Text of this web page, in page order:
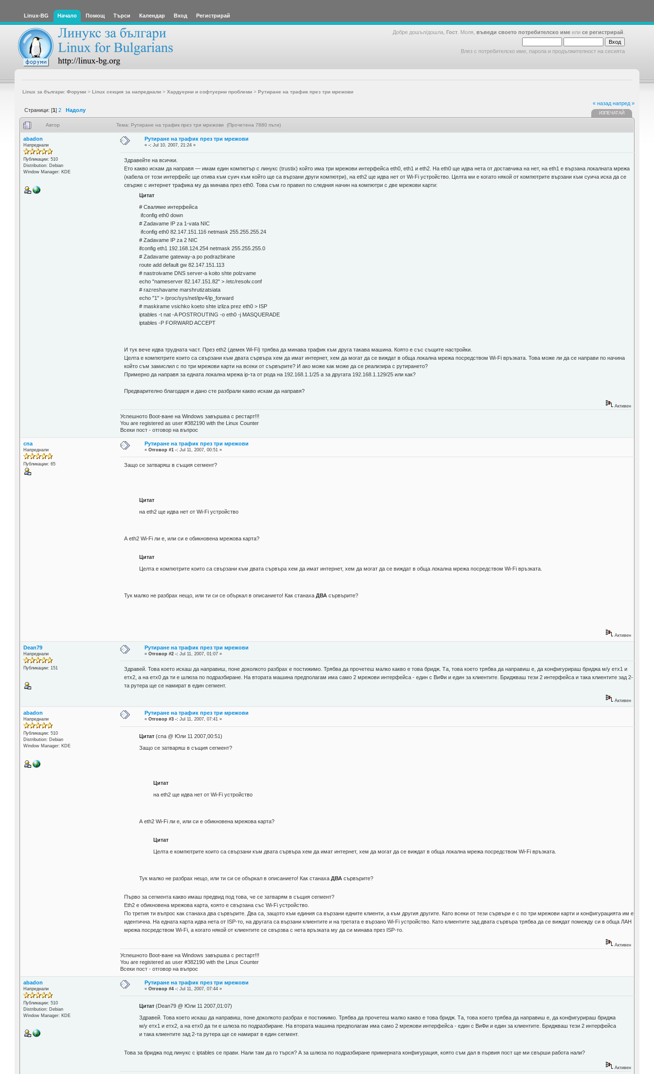
Linux-BG Начало Помощ Търси Календар Вход Регистрирай
Добре дошъл/дошла, Гост . Моля, въведи своето потребителско име или се регистрирай
Влез с потребителско име, парола и продължителност на сесията
Linux за българи: Форуми> Linux секция за напреднали> Хардуерни и софтуерни проблеми> Рутиране на трафик през три мрежови
Страници: [1] 2 Надолу
« назад напред »
ИЗПЕЧАТАЙ
Автор Тема: Рутиране на трафик през три мрежови (Прочетена 7880 пъти)
abadon
Напреднали
Публикации: 510
Distribution: Debian
Window Manager: KDE
Рутиране на трафик през три мрежови
«-: Jul 10, 2007, 21:24 »
Здравейте на всички.
Ето какво искам да направя — имам един компютър с линукс (trustix) който има три мрежови интерфейса eth0, eth1 и eth2. На eth0 ще идва нета от доставчика на нет, на eth1 е вързана локалната мрежа
(кабела от този интерфейс ще отива към суич към който ще са вързани други компютри), на eth2 ще идва нет от Wi-Fi устройство. Целта ми е когато някой от компютрите вързани към суича иска да се
свърже с интернет трафика му да минава през eth0. Това съм го правил по следния начин на компютри с две мрежови карти:
Цитат
# Сваляме интерфейса
ifconfig eth0 down
# Zadavame IP za 1-vata NIC
ifconfig eth0 82.147.151.116 netmask 255.255.255.24
# Zadavame IP za 2 NIC
ifconfig eth1 192.168.124.254 netmask 255.255.255.0
# Zadavame gateway-a po podrazbirane
route add default gw 82.147.151.113
# nastroivame DNS server-a koito shte polzvame
echo "nameserver 82.147.151.82" > /etc/resolv.conf
# razreshavame marshrutizatsiata
echo "1" > /proc/sys/net/ipv4/ip_forward
# maskirame vsichko koeto shte izliza prez eth0 > ISP
iptables -t nat -A POSTROUTING -o eth0 -j MASQUERADE
iptables -P FORWARD ACCEPT
И тук вече идва трудната част. През eth2 (демек Wi-Fi) трябва да минава трафик към друга такава машина. Която е със същите настройки.
Целта е компютрите които са свързани към двата сървъра хем да имат интернет, хем да могат да се виждат в обща локална мрежа посредством Wi-Fi връзката. Това може ли да се направи по начина
който съм замислил с по три мрежови карти на всеки от сървърите? И ако може как може да се реализира с рутирането?
Примерно да направя за едната локална мрежа ip-та от рода на 192.168.1.1/25 а за другата 192.168.1.129/25 или как?
Предварително благодаря и дано сте разбрали какво искам да направя?
Активен
Успешното Boot-ване на Windows завършва с рестарт!!!
You are registered as user #382190 with the Linux Counter
Всеки пост - отговор на въпрос
cna
Напреднали
Публикации: 65
Рутиране на трафик през три мрежови
«Отговор #1 -: Jul 11, 2007, 00:51 »
Защо се затваряш в същия сегмент?
Цитат
на eth2 ще идва нет от Wi-Fi устройство
А eth2 Wi-Fi ли е, или си е обикновена мрежова карта?
Цитат
Целта е компютрите които са свързани към двата сървъра хем да имат интернет, хем да могат да се виждат в обща локална мрежа посредством Wi-Fi връзката.
Тук малко не разбрах нещо, или ти си се объркал в описанието! Как станахаДВА сървърите?
Активен
Dean79
Напреднали
Публикации: 151
Рутиране на трафик през три мрежови
«Отговор #2 -: Jul 11, 2007, 01:07 »
Здравей. Това което искаш да направиш, поне доколкото разбрах е постижимо. Трябва да прочетеш малко какво е това бридж. Та, това което трябва да направиш е, да конфигурираш бриджа м/у етх1 и
етх2, а на етх0 да ти е шлюза по подразбиране. На втората машина предполагам има само 2 мрежови интерфейса - един с ВиФи и един за клиентите. Бриджваш тези 2 интерфейса и така клиентите зад 2-
та рутера ще се намират в един сегмент.
Активен
abadon
Напреднали
Публикации: 510
Distribution: Debian
Window Manager: KDE
Рутиране на трафик през три мрежови
«Отговор #3 -: Jul 11, 2007, 07:41 »
Цитат(cna @ Юли 11 2007,00:51)
Защо се затваряш в същия сегмент?
Цитат
на eth2 ще идва нет от Wi-Fi устройство
А eth2 Wi-Fi ли е, или си е обикновена мрежова карта?
Цитат
Целта е компютрите които са свързани към двата сървъра хем да имат интернет, хем да могат да се виждат в обща локална мрежа посредством Wi-Fi връзката.
Тук малко не разбрах нещо, или ти си се объркал в описанието! Как станаха ДВАсървърите?
Първо за сегмента какво имаш предвид под това, че се затварям в същия сегмент?
Eth2 е обикновена мрежова карта, която е свързана със Wi-Fi устройство.
По третия ти въпрос как станаха два сървърите. Два са, защото към единия са вързани едните клиенти, а към другия другите. Като всеки от тези сървъри е с по три мрежови карти и конфигурацията им е
идентична. На едната карта идва нета от ISP-то, на другата са вързани клиентите и на третата е вързано Wi-Fi устройство. Като клиентите зад двата сървъра трябва да се виждат помежду си в обща ЛАН
мрежа посредством Wi-Fi, а когато някой от клиентите се свързва с нета връзката му да си минава през ISP-то.
Активен
Успешното Boot-ване на Windows завършва с рестарт!!!
You are registered as user #382190 with the Linux Counter
Всеки пост - отговор на въпрос
abadon
Напреднали
Публикации: 510
Distribution: Debian
Window Manager: KDE
Рутиране на трафик през три мрежови
«Отговор #4 -: Jul 11, 2007, 07:44 »
Цитат(Dean79 @ Юли 11 2007,01:07)
Здравей. Това което искаш да направиш, поне доколкото разбрах е постижимо. Трябва да прочетеш малко какво е това бридж. Та, това което трябва да направиш е, да конфигурираш бриджа
м/у етх1 и етх2, а на етх0 да ти е шлюза по подразбиране. На втората машина предполагам има само 2 мрежови интерфейса - един с ВиФи и един за клиентите. Бриджваш тези 2 интерфейса
и така клиентите зад 2-та рутера ще се намират в един сегмент.
Това за бриджа под линукс с iptables се прави. Нали там да го търся? А за шлюза по подразбиране примерната конфигурация, която съм дал в първия пост ще ми свърши работа нали?
Активен